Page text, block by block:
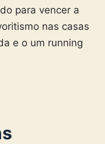
para vencer a
nas casas
e o um running